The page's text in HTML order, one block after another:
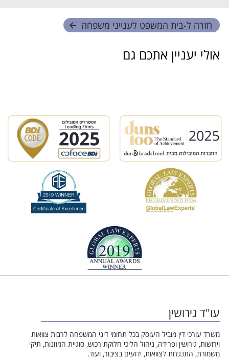
חזרה ל-בית המשפט לענייני משפחה
אולי יעניין אתכם גם
עו"ד גירושין
משרד עורכי דין מוביל העוסק בכל תחומי דיני המשפחה לרבות צוואות
וירושות, גירושין ופרידה, ניהול הליכי חלוקת רכוש, סוגיית המזונות, תיקי
משמורת, התנגדות לצוואות, ידועים בציבור, ועוד.